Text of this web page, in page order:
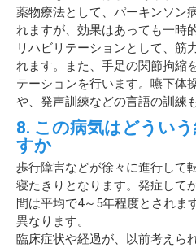
薬物療法として、パーキンソン
れますが、効果はあっても一時
リハビリテーションとして、筋
れます。また、手足の関節拘縮
テーションを行います。嚥下体
や、発声訓練などの言語の訓練
8. この病気はどうい
すか
歩行障害などが徐々に進行して
寝たきりとなります。発症して
間は平均で4～5年程度とされま
異なります。
臨床症状や経過が、以前考えら